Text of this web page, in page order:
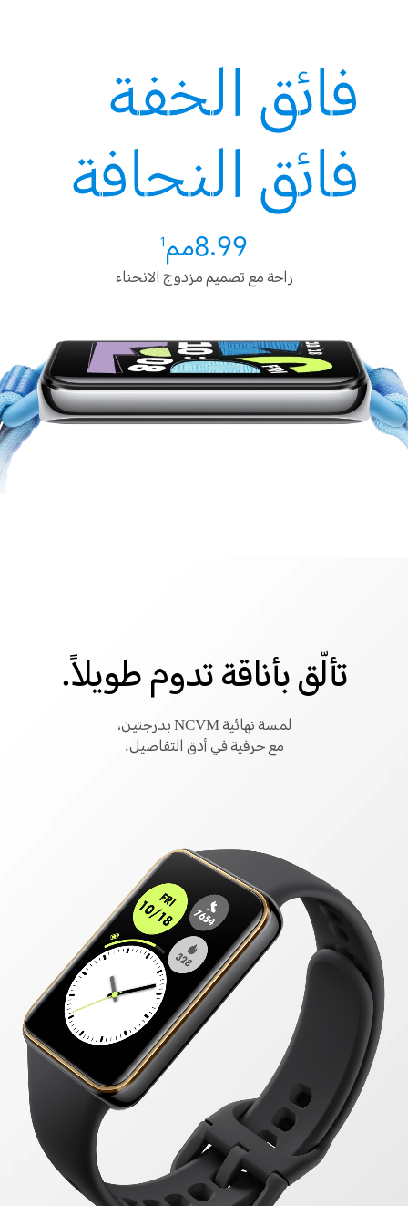
فائقالخفة
فائقالنحافة
8.99مم 1
راحة مع تصميم مزدوج الانحناء
تألّق بأناقة تدوم طويلاً.
لمسة نهائية NCVM بدرجتين،
مع حرفية في أدق التفاصيل.